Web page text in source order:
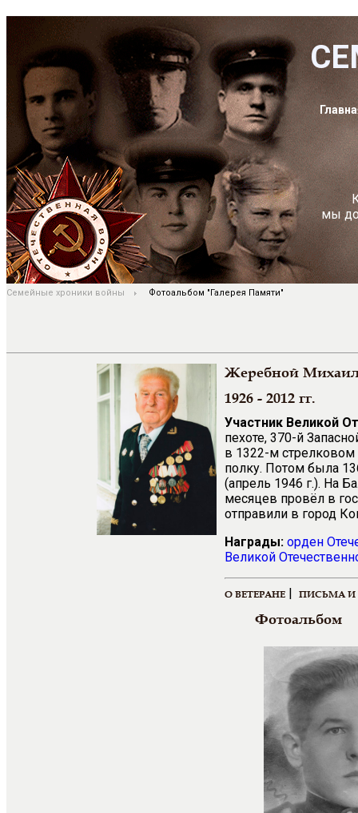
мы
Семейные хроники войны Фотоальбом "Галерея Памяти"
Жеребной
1926 - 2012 гг.
Участник Великой
пехоте, 370-й
в 1322-м стрелковом
полку. Потом была
(апрель 1946 г.). На
месяцев провёл в
отправили в город
Награды: орден
Великой
О ВЕТЕРАНЕ | ПИСЬМА И
Фотоальбом